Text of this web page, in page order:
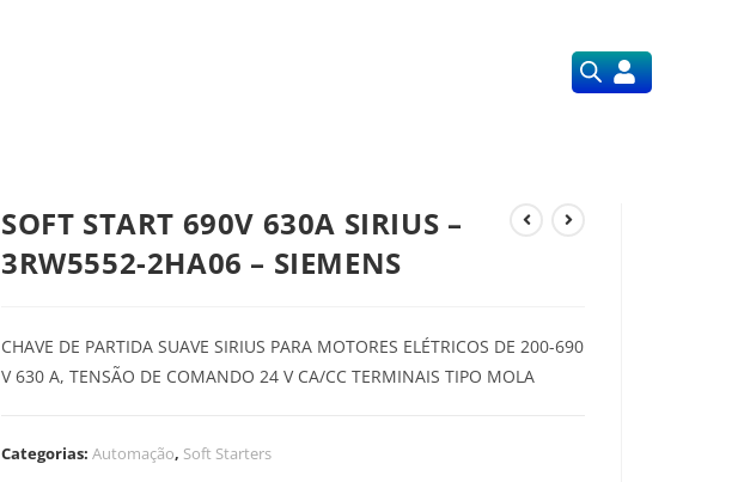
SOFT START 690V 630A SIRIUS –
3RW5552-2HA06 – SIEMENS
CHAVE DE PARTIDA SUAVE SIRIUS PARA MOTORES ELÉTRICOS DE 200-690
V 630 A, TENSÃO DE COMANDO 24 V CA/CC TERMINAIS TIPO MOLA
Categorias:Automação, Soft Starters